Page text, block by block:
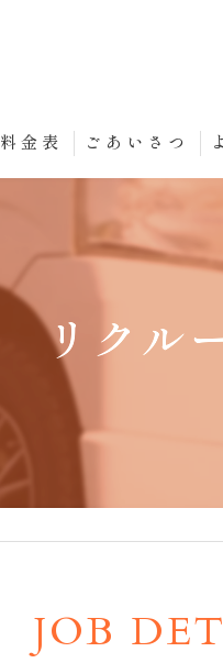
料金表 ごあいさつ
リクル
JOB